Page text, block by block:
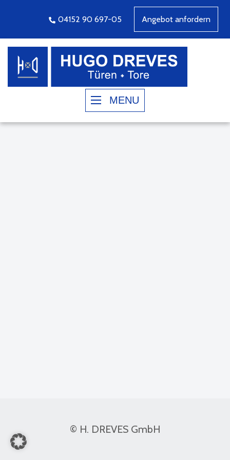
04152 90 697-05 Angebot anfordern
MENU
© H. DREVES GmbH